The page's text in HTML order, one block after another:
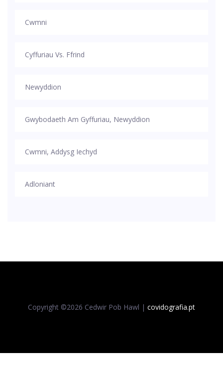
Cwmni
Cyffuriau Vs. Ffrind
Newyddion
Gwybodaeth Am Gyffuriau, Newyddion
Cwmni, Addysg Iechyd
Adloniant
Copyright ©2026 Cedwir Pob Hawl | covidografia.pt